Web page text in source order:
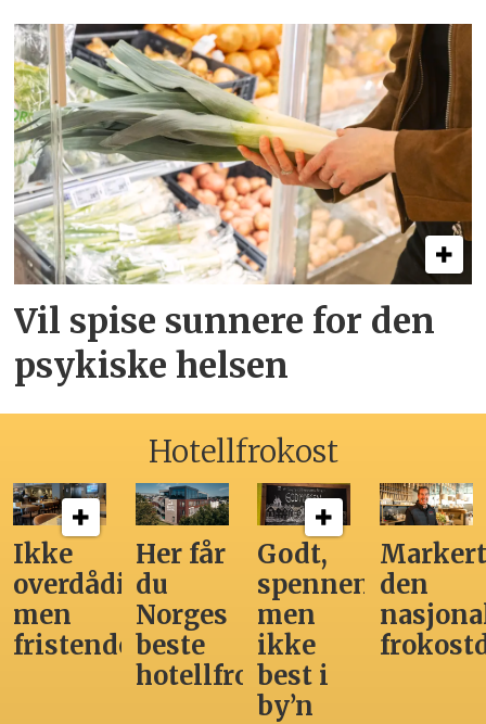
Vil spise sunnere for den
psykiske helsen
Hotellfrokost
Ikke
overdådig,
men
fristende
Her får
du
Norges
beste
hotellfrokost
Godt,
spennende,
men
ikke
best i
by’n
den